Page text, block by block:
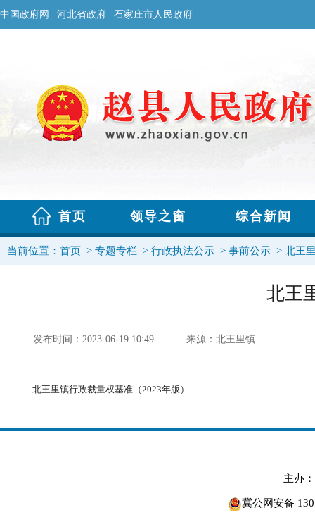
当前位置： 首页 > 专题专栏 > 行政执法公示 > 事前公示 > 北王
北王
发布时间：2023-06-19 10:49 来源：北王里镇
北王里镇行政裁量权基准（2023年版）